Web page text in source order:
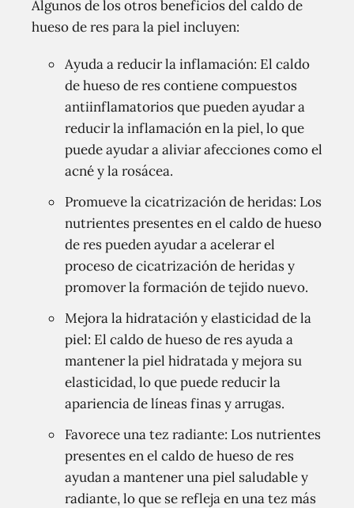
Algunos de los otros beneficios del caldo de
hueso de res para la piel incluyen:
Ayuda a reducir la inflamación: El caldo
de hueso de res contiene compuestos
antiinflamatorios que pueden ayudar a
reducir la inflamación en la piel, lo que
puede ayudar a aliviar afecciones como el
acné y la rosácea.
Promueve la cicatrización de heridas: Los
nutrientes presentes en el caldo de hueso
de res pueden ayudar a acelerar el
proceso de cicatrización de heridas y
promover la formación de tejido nuevo.
Mejora la hidratación y elasticidad de la
piel: El caldo de hueso de res ayuda a
mantener la piel hidratada y mejora su
elasticidad, lo que puede reducir la
apariencia de líneas finas y arrugas.
Favorece una tez radiante: Los nutrientes
presentes en el caldo de hueso de res
ayudan a mantener una piel saludable y
radiante, lo que se refleja en una tez más